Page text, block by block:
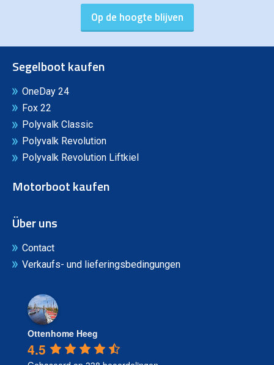
Segelboot kaufen
OneDay 24
Fox 22
Polyvalk Classic
Polyvalk Revolution
Polyvalk Revolution Liftkiel
Motorboot kaufen
Über uns
Contact
Verkaufs- und lieferingsbedingungen
Ottenhome Heeg
4.5